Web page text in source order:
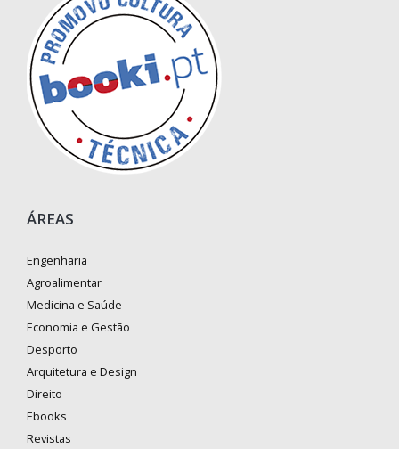
ÁREAS
Engenharia
Agroalimentar
Medicina e Saúde
Economia e Gestão
Desporto
Arquitetura e Design
Direito
Ebooks
Revistas